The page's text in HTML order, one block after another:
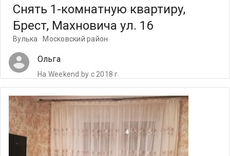
Снять 1-комнатную квартиру,
Брест, Махновича ул. 16
Вулька · Московский район
Ольга
На Weekend.by с 2018 г.